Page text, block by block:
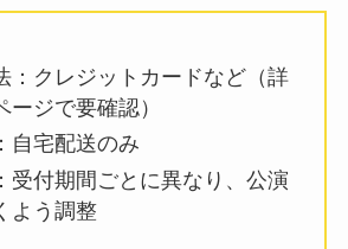
：クレジットカードなど（詳
ージで要確認）
自宅配送のみ
受付期間ごとに異なり、公演
よう調整